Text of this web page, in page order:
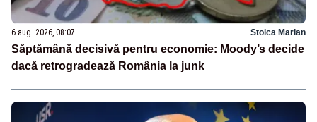
6 aug. 2026, 08:07 Stoica Marian
Săptămână decisivă pentru economie: Moody’s decide
dacă retrogradează România la junk